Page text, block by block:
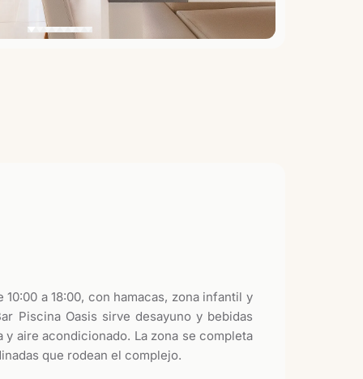
a 18:00, con hamacas, zona infantil y
Piscina Oasis sirve desayuno y bebidas
aire acondicionado. La zona se completa
que rodean el complejo.